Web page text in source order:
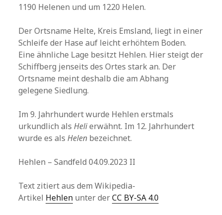
1190 Helenen und um 1220 Helen.
Der Ortsname Helte, Kreis Emsland, liegt in einer
Schleife der Hase auf leicht erhöhtem Boden.
Eine ähnliche Lage besitzt Hehlen. Hier steigt der
Schiffberg jenseits des Ortes stark an. Der
Ortsname meint deshalb die am Abhang
gelegene Siedlung.
Im 9. Jahrhundert wurde Hehlen erstmals
urkundlich alsHelierwähnt. Im 12. Jahrhundert
wurde es alsHelen bezeichnet.
Hehlen – Sandfeld 04.09.2023 II
Text zitiert aus dem Wikipedia-
Artikel Hehlen unter derCC BY-SA 4.0